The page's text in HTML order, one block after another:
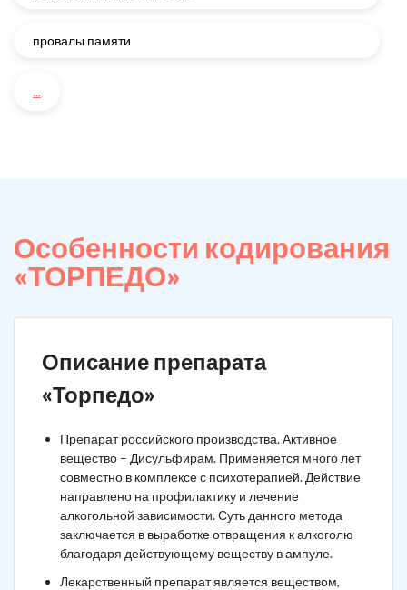
провалы памяти
...
Особенности кодирования
«ТОРПЕДО»
Описание препарата
«Торпедо»
Препарат российского производства. Активное
вещество – Дисульфирам. Применяется много лет
совместно в комплексе с психотерапией. Действие
направлено на профилактику и лечение
алкогольной зависимости. Суть данного метода
заключается в выработке отвращения к алкоголю
благодаря действующему веществу в ампуле.
Лекарственный препарат является веществом,